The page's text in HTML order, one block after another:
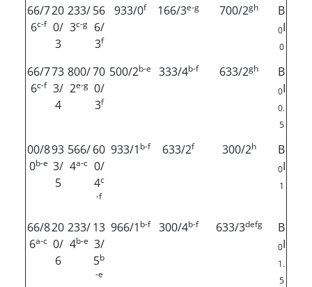
66/7
6c-f
20
0/
3
233/
3c-g
56
6/
3f
933/0f 166/3e-g 700/2gh B
0I
0
66/7
6c-f
73
3/
4
800/
2e-g
70
0/
3f
500/2b-e 333/4b-f 633/2gh B
0I
0.
5
00/8
0b-e
93
3/
5
566/
4a-c
60
0/
4c
-f
933/1 b-f 633/2f 300/2h B
0I
1
66/8
6a-c
20
0/
6
233/
4b-e
13
3/
5b
-e
966/1 b-f 300/4b-f 633/3defg B
0I
1.
5